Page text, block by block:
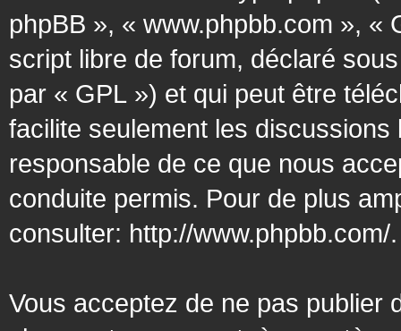
phpBB », « www.phpbb.com », «
script libre de forum, déclaré
par « GPL ») et qui peut être
facilite seulement les
responsable de ce que nous
conduite permis. Pour de plus
consulter: http://www.phpbb.com/.
Vous acceptez de ne pas publier